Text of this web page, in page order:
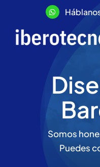
contenido
Há
Tiendas Online
Somos
Puedes